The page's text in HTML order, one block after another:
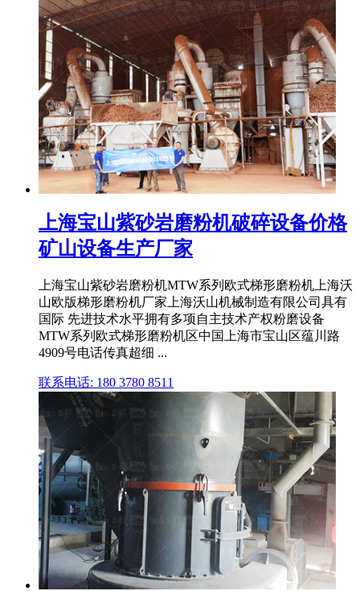
上海宝山紫砂岩磨粉机破碎设备价格
矿山设备生产厂家
上海宝山紫砂岩磨粉机MTW系列欧式梯形磨粉机上海沃
山欧版梯形磨粉机厂家上海沃山机械制造有限公司具有
国际 先进技术水平拥有多项自主技术产权粉磨设备
MTW系列欧式梯形磨粉机区中国上海市宝山区蕴川路
4909号电话传真超细 ...
联系电话: 180 3780 8511